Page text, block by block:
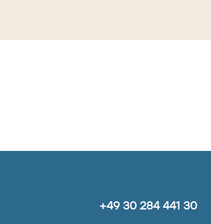
+49 30 284 441 30